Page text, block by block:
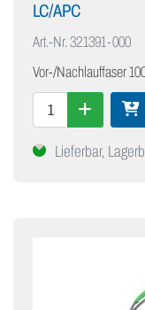
LC/APC
Art.-Nr.321391-000
Vor-/Nachlauffaser
Lieferbar,